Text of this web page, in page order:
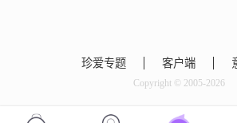
珍爱专题 客户端
Copyright © 2005-2026